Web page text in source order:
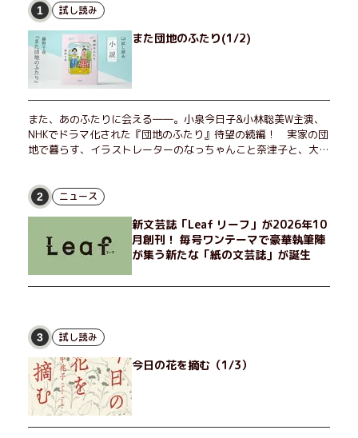
1 試し読み
また団地のふたり(1/2)
また、あのふたりに会える――。小泉今日子&小林聡美W主演、
NHKでドラマ化された『団地のふたり』待望の続編！ 実家の団
地で暮らす、イラストレーターのなっちゃんこと奈津子と、大学
げたり、部屋でふたりだけの「台湾映画祭」を催したり。50代
独身、幼なじみの変わらぬ友情とささやかな幸せの日々を描く。
2 ニュース
新文芸誌「Leaf リーフ」が2026年10
月創刊！ 毎号ワンテーマで豪華執筆陣
が集う新たな「紙の文芸誌」が誕生
3 試し読み
今日の花を摘む（1/3）